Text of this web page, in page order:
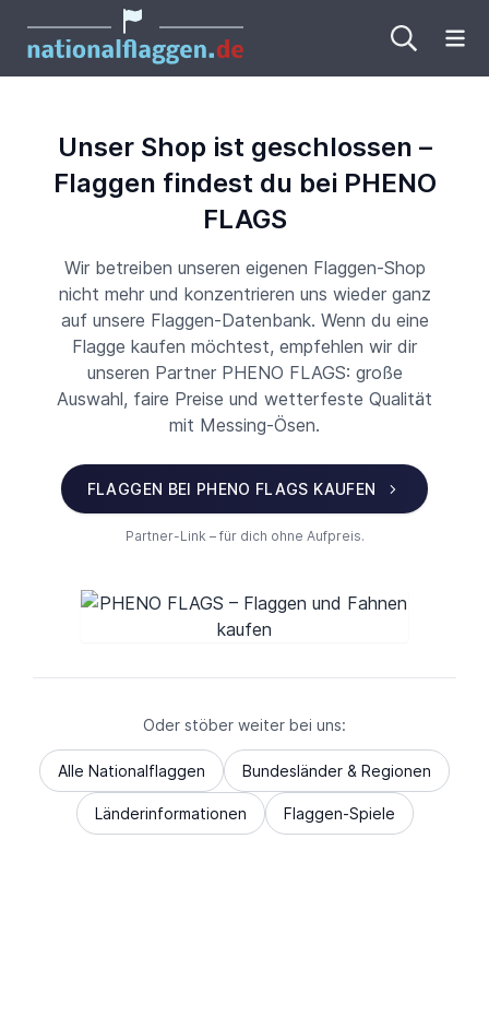
Unser Shop ist geschlossen –
Flaggen findest du bei PHENO
FLAGS
Wir betreiben unseren eigenen Flaggen-Shop
nicht mehr und konzentrieren uns wieder ganz
auf unsere Flaggen-Datenbank. Wenn du eine
Flagge kaufen möchtest, empfehlen wir dir
unseren Partner PHENO FLAGS: große
Auswahl, faire Preise und wetterfeste Qualität
mit Messing-Ösen.
FLAGGEN BEI PHENO FLAGS KAUFEN
Partner-Link – für dich ohne Aufpreis.
Oder stöber weiter bei uns:
Alle Nationalflaggen Bundesländer & Regionen
Länderinformationen Flaggen-Spiele